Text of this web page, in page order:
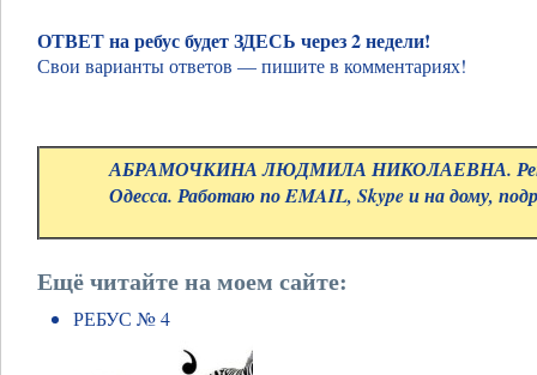
ОТВЕТ на ребус будет ЗДЕСЬ через 2 недели!
Свои варианты ответов — пишите в комментариях!
АБРАМОЧКИНА ЛЮДМИЛА НИКОЛАЕВНА.
Одесса. Работаю по EMAIL, Skype и на дому,
Ещё читайте на моем сайте:
РЕБУС № 4